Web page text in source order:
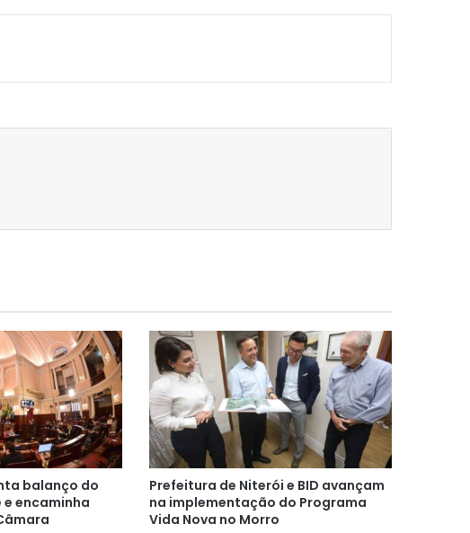
balanço do
encaminha
Prefeitura de Niterói e BID avançam
na implementação do Programa
Vida Nova no Morro